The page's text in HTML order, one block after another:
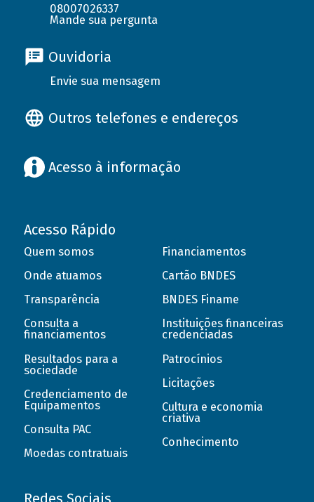
08007026337
Mande sua pergunta
Ouvidoria
Envie sua mensagem
Outros telefones e endereços
Acesso à informação
Acesso Rápido
Quem somos
Onde atuamos
Transparência
Consulta a
financiamentos
Resultados para a
sociedade
Credenciamento de
Equipamentos
Consulta PAC
Moedas contratuais
Financiamentos
Cartão BNDES
BNDES Finame
Instituições financeiras
credenciadas
Patrocínios
Licitações
Cultura e economia
criativa
Conhecimento